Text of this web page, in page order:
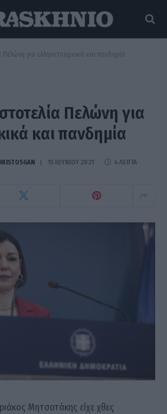
Πελώνη για ελληνοτουρκικά και πανδημία
Πελώνη για
και πανδημία
15 ΙΟΥΝΊΟΥ 2021 4 ΛΕΠΤΆ
Μητσοτάκης είχε χθες